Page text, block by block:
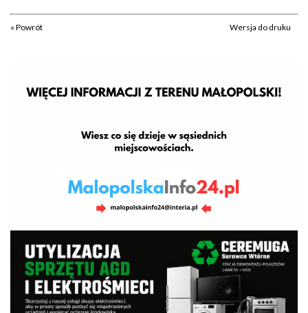
« Powrót Wersja do druku